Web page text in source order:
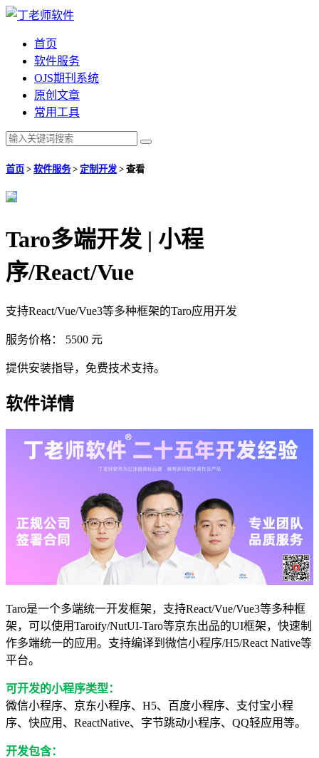
首页
软件服务
OJS期刊系统
原创文章
常用工具
首页 > 软件服务> 定制开发 > 查看
Taro多端开发 | 小程
序/React/Vue
支持React/Vue/Vue3等多种框架的Taro应用开发
服务价格： 5500 元
提供安装指导，免费技术支持。
软件详情
Taro是一个多端统一开发框架，支持React/Vue/Vue3等多种框
架，可以使用Taroify/NutUI-Taro等京东出品的UI框架，快速制
作多端统一的应用。支持编译到微信小程序/H5/React Native等
平台。
可开发的小程序类型：
微信小程序、京东小程序、H5、百度小程序、支付宝小程
序、快应用、ReactNative、字节跳动小程序、QQ轻应用等。
开发包含：